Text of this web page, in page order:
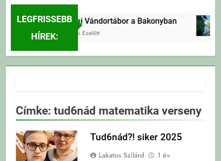
LEGFRISSEBB
HÍREK:
Erdei Vándortábor a Bakonyban
1 Nap Ezelőtt
Címke: tud6nád matematika verseny
Tud6nád?! siker 2025
Lakatos Szilárd
1 év